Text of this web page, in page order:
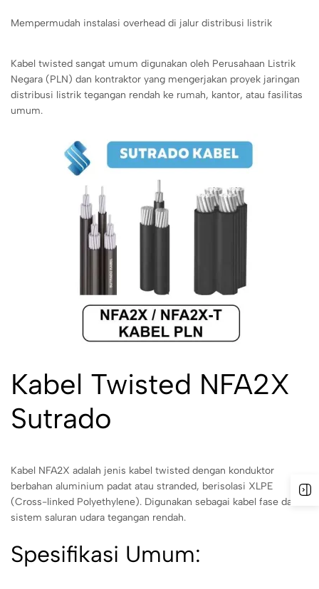
Mempermudah instalasi overhead di jalur distribusi listrik
Kabel twisted sangat umum digunakan oleh Perusahaan Listrik
Negara (PLN) dan kontraktor yang mengerjakan proyek jaringan
distribusi listrik tegangan rendah ke rumah, kantor, atau fasilitas
umum.
Kabel Twisted NFA2X
Sutrado
Kabel NFA2X adalah jenis kabel twisted dengan konduktor
berbahan aluminium padat atau stranded, berisolasi XLPE
(Cross-linked Polyethylene). Digunakan sebagai kabel fase dalam
sistem saluran udara tegangan rendah.
Spesifikasi Umum: